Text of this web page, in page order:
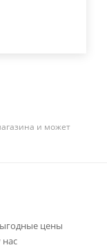
и может
цены
нас